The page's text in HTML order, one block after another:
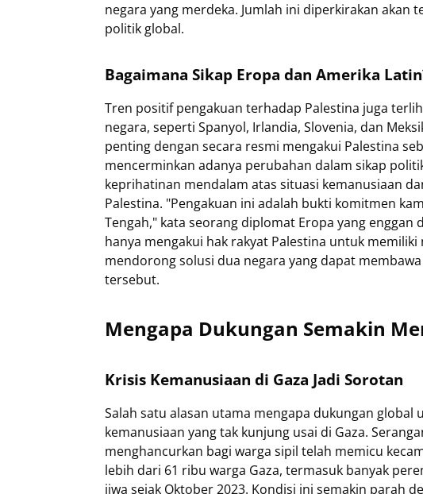
negara yang merdeka. Jumlah ini diperkirakan
politik global.
Bagaimana Sikap Eropa dan Amerika
Tren positif pengakuan terhadap Palestina juga
negara, seperti Spanyol, Irlandia, Slovenia, dan
penting dengan secara resmi mengakui Palestina
mencerminkan adanya perubahan dalam sikap
keprihatinan mendalam atas situasi kemanusiaan
Palestina. "Pengakuan ini adalah bukti komitmen
Tengah," kata seorang diplomat Eropa yang
hanya mengakui hak rakyat Palestina untuk
mendorong solusi dua negara yang dapat
tersebut.
Mengapa Dukungan Semakin
Krisis Kemanusiaan di Gaza Jadi Sorotan
Salah satu alasan utama mengapa dukungan global
kemanusiaan yang tak kunjung usai di Gaza.
menghancurkan bagi warga sipil telah memicu
lebih dari 61 ribu warga Gaza, termasuk banyak
jiwa sejak Oktober 2023. Kondisi ini semakin parah